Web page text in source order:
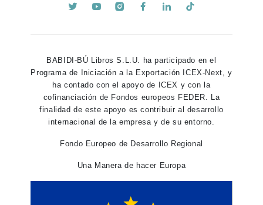
BABIDI-BÚ Libros S.L.U. ha participado en el
Programa de Iniciación a la Exportación ICEX-Next, y
ha contado con el apoyo de ICEX y con la
cofinanciación de Fondos europeos FEDER. La
finalidad de este apoyo es contribuir al desarrollo
internacional de la empresa y de su entorno.
Fondo Europeo de Desarrollo Regional
Una Manera de hacer Europa